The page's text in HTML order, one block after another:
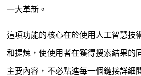
一大革新。
這項功能的核心在於使用人工智慧技
和提煉，使使用者在獲得搜索結果的
主要內容，不必點進每一個鏈接詳細